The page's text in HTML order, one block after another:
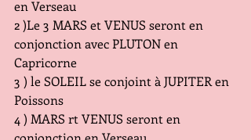
en Verseau
2 )Le 3 MARS et VENUS seront en
conjonction avec PLUTON en
Capricorne
3 ) le SOLEIL se conjoint à JUPITER en
Poissons
4 ) MARS rt VENUS seront en